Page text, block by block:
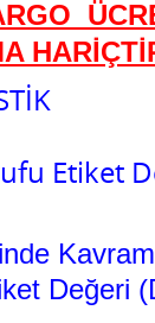
Etiket
Değeri